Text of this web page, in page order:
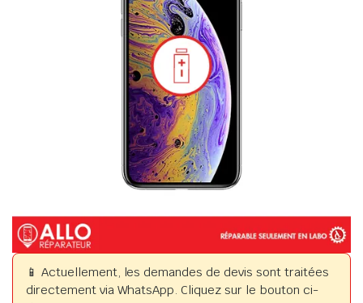
📱 Actuellement, les demandes de devis sont traitées
directement via WhatsApp. Cliquez sur le bouton ci-